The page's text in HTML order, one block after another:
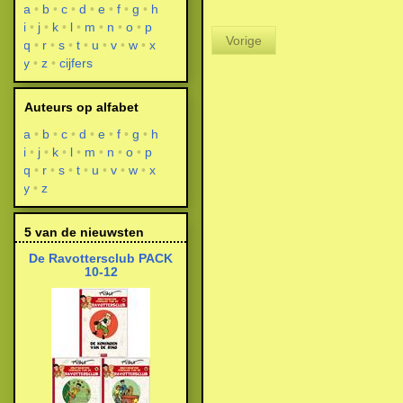
Vorige
a b c d e f g
h
i
j k l m n o
p
q
r s t u v w
x
y
z cijfers
Auteurs op alfabet
a
b c d e f g
h
i
j k l m n o
p
q
r s t u v w
x
y
z
5 van de nieuwsten
De Ravottersclub PACK
10-12